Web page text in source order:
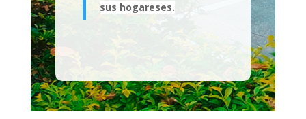
sus hogareses.